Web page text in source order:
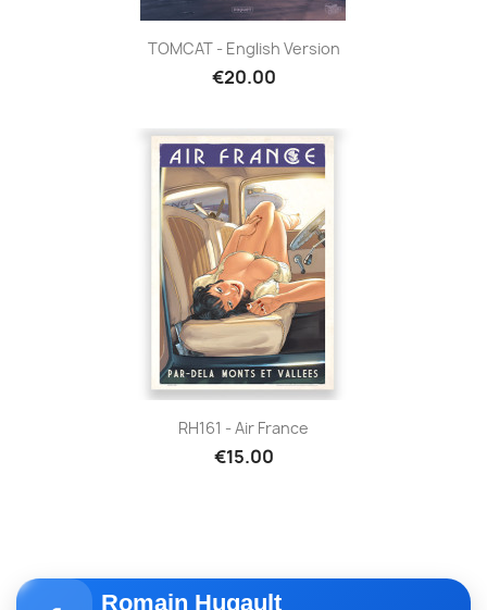
TOMCAT - English Version
€20.00
RH161 - Air France
€15.00
Romain Hugault